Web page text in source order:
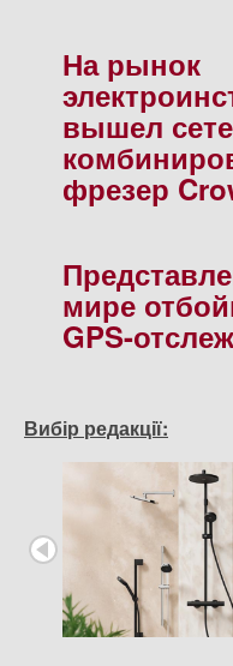
На рынок
вышел
фрезер
мире
GPS-
Вибір редакції: